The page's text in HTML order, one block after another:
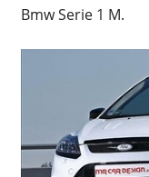
Bmw Serie 1 M.